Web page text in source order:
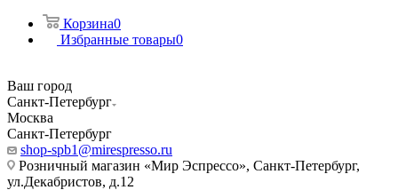
Корзина0
Избранные товары0
Ваш город
Санкт-Петербург
Москва
Санкт-Петербург
shop-spb1@mirespresso.ru
Розничный магазин «Мир Эспрессо», Санкт-Петербург,
ул.Декабристов, д.12